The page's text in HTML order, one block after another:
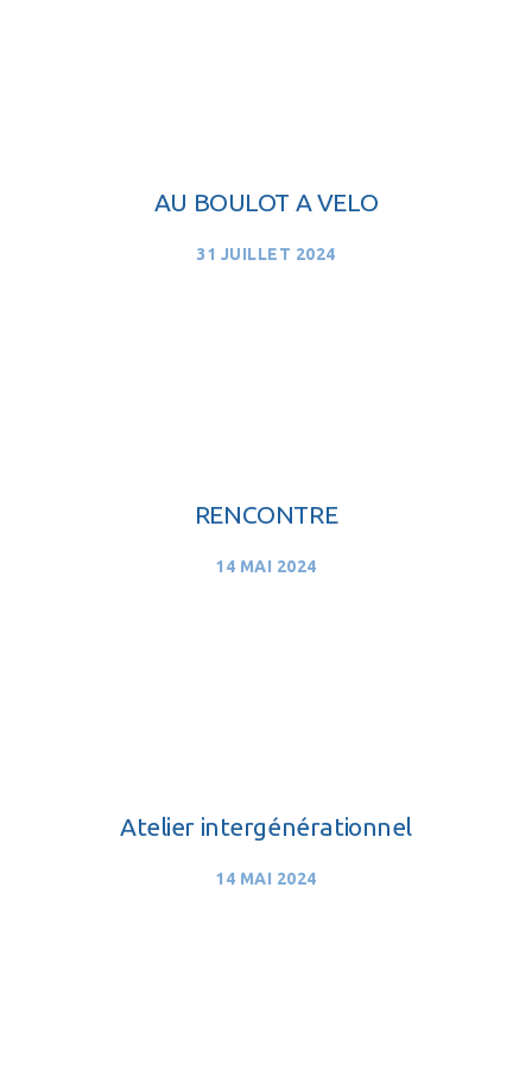
AU BOULOT A VELO
31 JUILLET 2024
RENCONTRE
14 MAI 2024
Atelier intergénérationnel
14 MAI 2024